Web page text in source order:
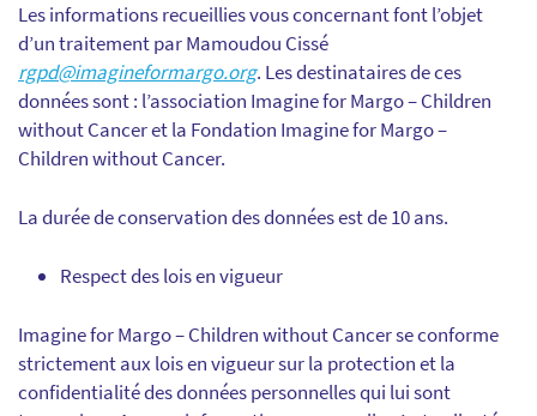
Les informations recueillies vous concernant font l’objet
d’un traitement par Mamoudou Cissé
rgpd@imagineformargo.org. Les destinataires de ces
données sont : l’association Imagine for Margo – Children
without Cancer et la Fondation Imagine for Margo –
Children without Cancer.
La durée de conservation des données est de 10 ans.
Respect des lois en vigueur
Imagine for Margo – Children without Cancer se conforme
strictement aux lois en vigueur sur la protection et la
confidentialité des données personnelles qui lui sont